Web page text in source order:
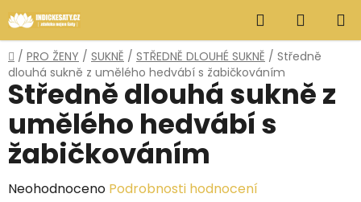
na
obsah
Hledat
KOŠÍK
Domů
/ PRO ŽENY / SUKNĚ / STŘEDNĚ DLOUHÉ SUKNĚ / Středně
dlouhá sukně z umělého hedvábí s žabičkováním
Středně dlouhá sukně z
umělého hedvábí s
žabičkováním
Průměrné
Neohodnoceno Podrobnosti hodnocení